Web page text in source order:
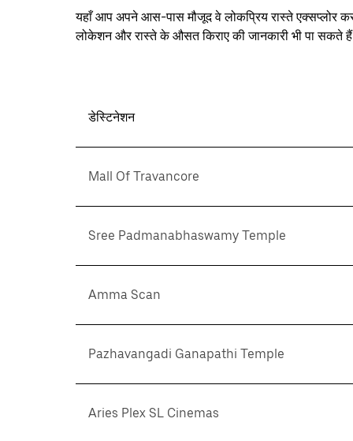
यहाँ आप अपने आस-पास मौजूद वे लोकप्रिय रास्ते एक्सप्लोर
लोकेशन और रास्ते के औसत किराए की जानकारी भी पा सकते
डेस्टिनेशन
Mall Of Travancore
Sree Padmanabhaswamy Temple
Amma Scan
Pazhavangadi Ganapathi Temple
Aries Plex SL Cinemas